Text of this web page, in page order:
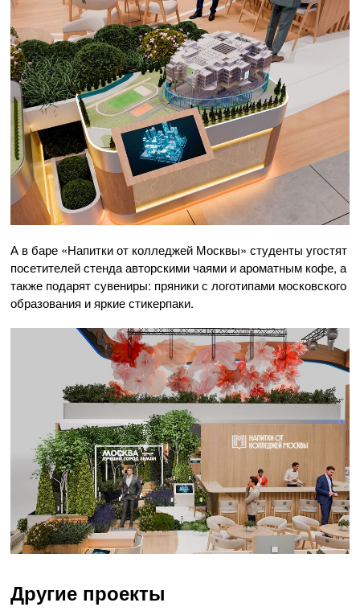
А в баре «Напитки от колледжей Москвы» студенты угостят
посетителей стенда авторскими чаями и ароматным кофе, а
также подарят сувениры: пряники с логотипами московского
образования и яркие стикерпаки.
Другие проекты